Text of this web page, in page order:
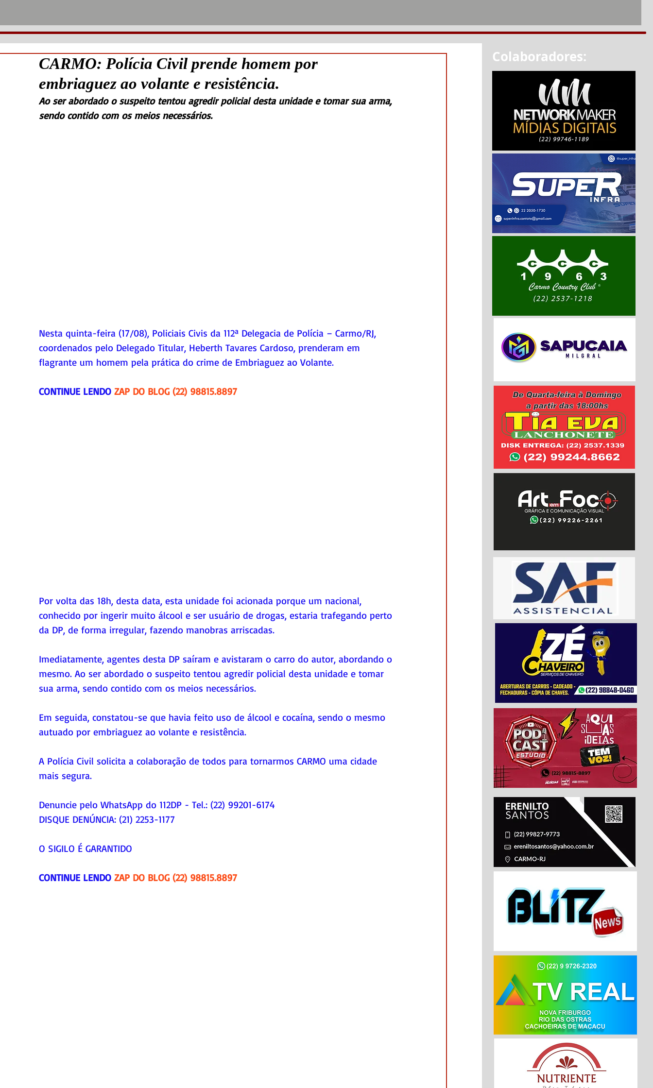
CARMO: Polícia Civil prende homem por
embriaguez ao volante e resistência.
Ao ser abordado o suspeito tentou agredir policial desta unidade e tomar sua arma,
sendo contido com os meios necessários.
Nesta quinta-feira (17/08), Policiais Civis da 112ª Delegacia de Polícia – Carmo/RJ,
coordenados pelo Delegado Titular, Heberth Tavares Cardoso, prenderam em
flagrante um homem pela prática do crime de Embriaguez ao Volante.
CONTINUE LENDO ZAP DO BLOG (22) 98815.8897
Por volta das 18h, desta data, esta unidade foi acionada porque um nacional,
conhecido por ingerir muito álcool e ser usuário de drogas, estaria trafegando perto
da DP, de forma irregular, fazendo manobras arriscadas.
Imediatamente, agentes desta DP saíram e avistaram o carro do autor, abordando o
mesmo. Ao ser abordado o suspeito tentou agredir policial desta unidade e tomar
sua arma, sendo contido com os meios necessários.
Em seguida, constatou-se que havia feito uso de álcool e cocaína, sendo o mesmo
autuado por embriaguez ao volante e resistência.
A Polícia Civil solicita a colaboração de todos para tornarmos CARMO uma cidade
mais segura.
Denuncie pelo WhatsApp do 112DP - Tel.: (22) 99201-6174
DISQUE DENÚNCIA: (21) 2253-1177
O SIGILO É GARANTIDO
CONTINUE LENDO ZAP DO BLOG (22) 98815.8897
Colaboradores: